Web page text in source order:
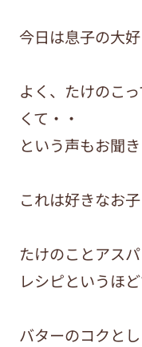
今日は息子の大
よく、たけのこ
くて・・
という声もお聞
これは好きなお
たけのことアス
レシピというほ
バターのコクと